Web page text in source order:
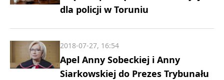
dla policji w Toruniu
Apel Anny Sobeckiej i Anny
Siarkowskiej do Prezes Trybunału
2018-07-27, 16:54